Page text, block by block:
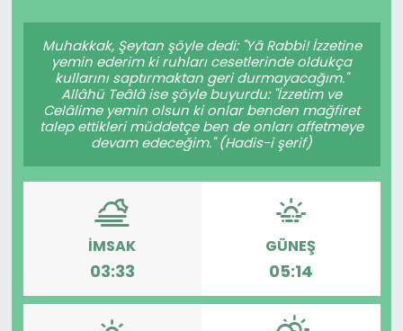
Muhakkak, Şeytan şöyle dedi: "Yâ Rabbi! İzzetine
yemin ederim ki ruhları cesetlerinde oldukça
kullarını saptırmaktan geri durmayacağım."
Allâhü Teâlâ ise şöyle buyurdu: "İzzetim ve
Celâlime yemin olsun ki onlar benden mağfiret
talep ettikleri müddetçe ben de onları affetmeye
devam edeceğim." (Hadis-i şerif)
İMSAK
03:33
GÜNEŞ
05:14
GÜNCEL
KÜLTÜR SANAT
MAGAZİN
POLİTİKA
SAĞLIK
Siyaset
SPOR